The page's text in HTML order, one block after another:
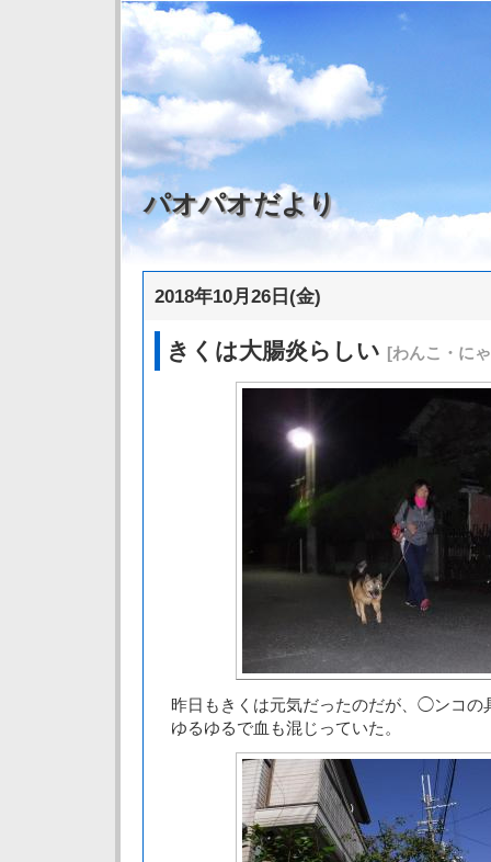
パオパオだより
2018年10月26日(金)
きくは大腸炎らしい [わんこ・に
昨日もきくは元気だったのだが、◯ンコの
ゆるゆるで血も混じっていた。